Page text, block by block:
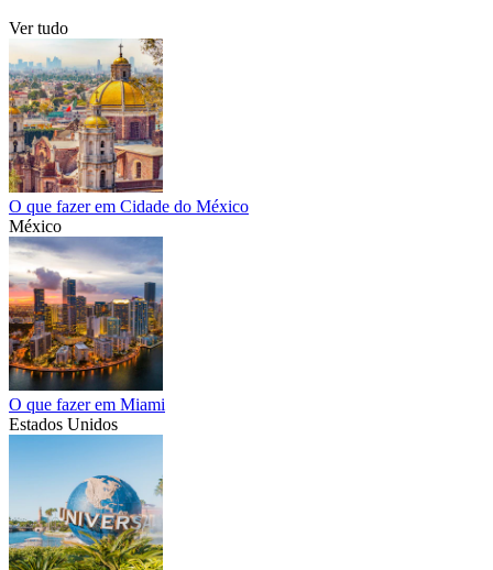
Ver tudo
O que fazer em Cidade do México
México
O que fazer em Miami
Estados Unidos